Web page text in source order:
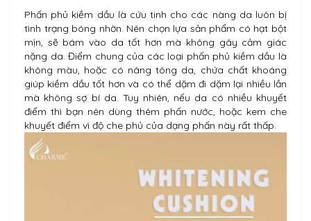
Phấn phủ kiềm dầu là cứu tinh cho các nàng da luôn bị
tình trạng bóng nhờn. Nên chọn lựa sản phẩm có hạt bột
mịn, sẽ bám vào da tốt hơn mà không gây cảm giác
nặng da. Điểm chung của các loại phấn phủ kiềm dầu là
không màu, hoặc có nâng tông da, chứa chất khoáng
giúp kiềm dầu tốt hơn và có thể dặm đi dặm lại nhiều lần
mà không sợ bí da. Tuy nhiên, nếu da có nhiều khuyết
điểm thì bạn nên dùng thêm phấn nước, hoặc kem che
khuyết điểm vì độ che phủ của dạng phấn này rất thấp.